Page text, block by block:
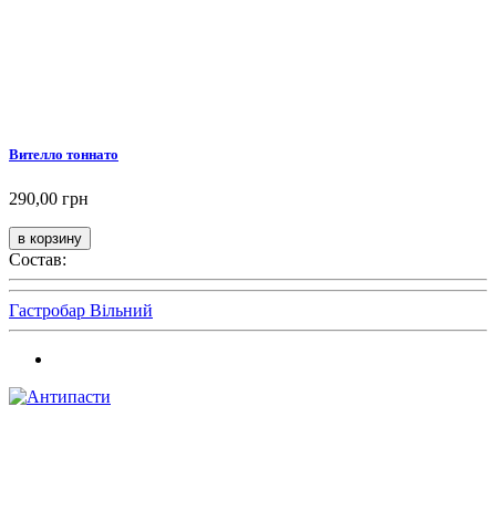
Вителло тоннато
290,00 грн
Состав:
Гастробар Вільний